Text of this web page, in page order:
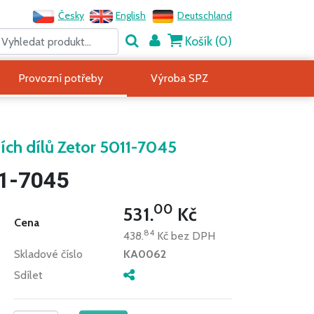
Česky English Deutschland
Košík (0)
Provozní potřeby Výroba SPZ
dílů Zetor 5011-7045
7045
Cena 531.00 Kč
438.84Kčbez DPH
Skladové číslo
KA0062
Sdílet